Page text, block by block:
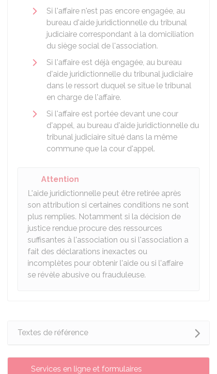
Si l'affaire n'est pas encore engagée, au
bureau d'aide juridictionnelle du tribunal
judiciaire correspondant à la domiciliation
du siège social de l'association.
Si l'affaire est déjà engagée, au bureau
d'aide juridictionnelle du tribunal judiciaire
dans le ressort duquel se situe le tribunal
en charge de l'affaire.
Si l'affaire est portée devant une cour
d'appel, au bureau d'aide juridictionnelle du
tribunal judiciaire situé dans la même
commune que la cour d'appel.
Attention
L'aide juridictionnelle peut être retirée après
son attribution si certaines conditions ne sont
plus remplies. Notamment si la décision de
justice rendue procure des ressources
suffisantes à l'association ou si l'association a
fait des déclarations inexactes ou
incomplètes pour obtenir l'aide ou si l'affaire
se révèle abusive ou frauduleuse.
Textes de référence
Services en ligne et formulaires